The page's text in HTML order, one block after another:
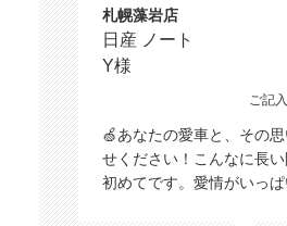
札幌藻岩店
日産 ノート
Y様
ご記
🍏あなたの愛車と、その
せください！こんなに長
初めてです。愛情がいっ